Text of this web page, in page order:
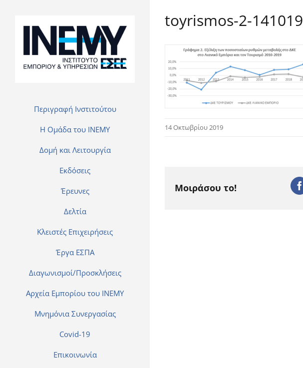
Περιγραφή Ινστιτούτου
H Ομάδα του INEMY
Δομή και Λειτουργία
Εκδόσεις
Έρευνες
Δελτία
Κλειστές Επιχειρήσεις
Έργα ΕΣΠΑ
Διαγωνισμοί/Προσκλήσεις
Αρχεία Εμπορίου του ΙΝΕΜΥ
Μνημόνια Συνεργασίας
Covid-19
Επικοινωνία
toyrismos-2-141019
14 Οκτωβρίου 2019
Μοιράσου το!